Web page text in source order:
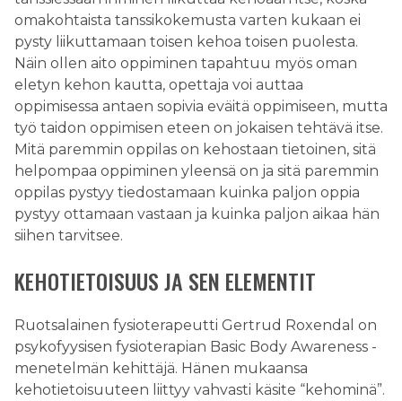
omakohtaista tanssikokemusta varten kukaan ei
pysty liikuttamaan toisen kehoa toisen puolesta.
Näin ollen aito oppiminen tapahtuu myös oman
eletyn kehon kautta, opettaja voi auttaa
oppimisessa antaen sopivia eväitä oppimiseen, mutta
työ taidon oppimisen eteen on jokaisen tehtävä itse.
Mitä paremmin oppilas on kehostaan tietoinen, sitä
helpompaa oppiminen yleensä on ja sitä paremmin
oppilas pystyy tiedostamaan kuinka paljon oppia
pystyy ottamaan vastaan ja kuinka paljon aikaa hän
siihen tarvitsee.
KEHOTIETOISUUS JA SEN ELEMENTIT
Ruotsalainen fysioterapeutti Gertrud Roxendal on
psykofyysisen fysioterapian Basic Body Awareness -
menetelmän kehittäjä. Hänen mukaansa
kehotietoisuuteen liittyy vahvasti käsite “kehominä”.